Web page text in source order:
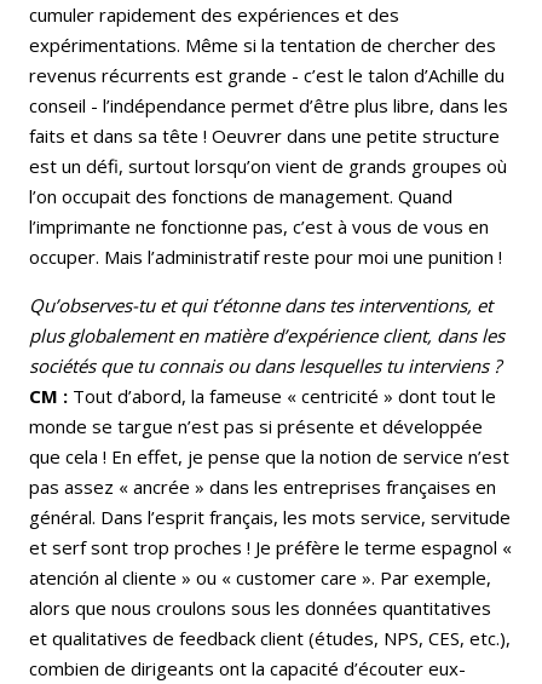
cumuler rapidement des expériences et des
expérimentations. Même si la tentation de chercher des
revenus récurrents est grande - c’est le talon d’Achille du
conseil - l’indépendance permet d’être plus libre, dans les
faits et dans sa tête ! Oeuvrer dans une petite structure
est un défi, surtout lorsqu’on vient de grands groupes où
l’on occupait des fonctions de management. Quand
l’imprimante ne fonctionne pas, c’est à vous de vous en
occuper. Mais l’administratif reste pour moi une punition !
Qu’observes-tu et qui t’étonne dans tes interventions, et
plus globalement en matière d’expérience client, dans les
sociétés que tu connais ou dans lesquelles tu interviens ?
CM : Tout d’abord, la fameuse « centricité » dont tout le
monde se targue n’est pas si présente et développée
que cela ! En effet, je pense que la notion de service n’est
pas assez « ancrée » dans les entreprises françaises en
général. Dans l’esprit français, les mots service, servitude
et serf sont trop proches ! Je préfère le terme espagnol «
atención al cliente » ou « customer care ». Par exemple,
alors que nous croulons sous les données quantitatives
et qualitatives de feedback client (études, NPS, CES, etc.),
combien de dirigeants ont la capacité d’écouter eux-